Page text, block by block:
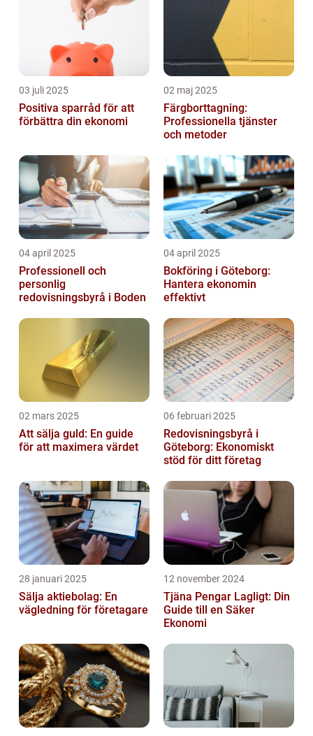
03 juli 2025
Positiva sparråd för att
förbättra din ekonomi
02 maj 2025
Färgborttagning:
Professionella tjänster
och metoder
04 april 2025
Professionell och
personlig
redovisningsbyrå i Boden
04 april 2025
Bokföring i Göteborg:
Hantera ekonomin
effektivt
02 mars 2025
Att sälja guld: En guide
för att maximera värdet
06 februari 2025
Redovisningsbyrå i
Göteborg: Ekonomiskt
stöd för ditt företag
28 januari 2025
Sälja aktiebolag: En
vägledning för företagare
12 november 2024
Tjäna Pengar Lagligt: Din
Guide till en Säker
Ekonomi